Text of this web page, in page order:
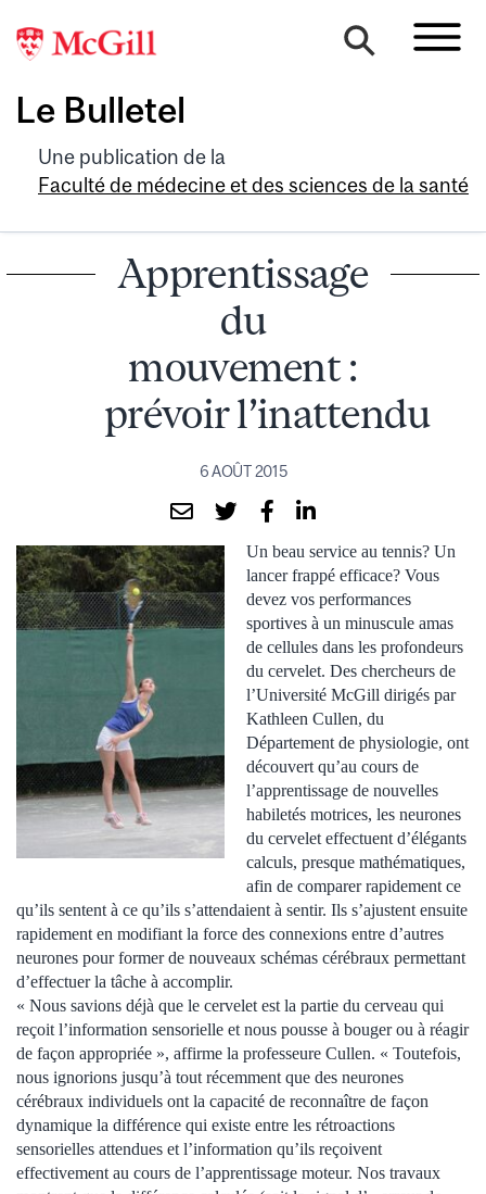
Le Bulletel
Une publication de la
Faculté de médecine et des sciences de la santé
Apprentissage
du
mouvement :
prévoir l’inattendu
6 AOÛT 2015
Un beau service au tennis? Un
lancer frappé efficace? Vous
devez vos performances
sportives à un minuscule amas
de cellules dans les profondeurs
du cervelet. Des chercheurs de
l’Université McGill dirigés par
Kathleen Cullen, du
Département de physiologie, ont
découvert qu’au cours de
l’apprentissage de nouvelles
habiletés motrices, les neurones
du cervelet effectuent d’élégants
calculs, presque mathématiques,
afin de comparer rapidement ce
qu’ils sentent à ce qu’ils s’attendaient à sentir. Ils s’ajustent ensuite
rapidement en modifiant la force des connexions entre d’autres
neurones pour former de nouveaux schémas cérébraux permettant
d’effectuer la tâche à accomplir.
« Nous savions déjà que le cervelet est la partie du cerveau qui
reçoit l’information sensorielle et nous pousse à bouger ou à réagir
de façon appropriée », affirme la professeure Cullen. « Toutefois,
nous ignorions jusqu’à tout récemment que des neurones
cérébraux individuels ont la capacité de reconnaître de façon
dynamique la différence qui existe entre les rétroactions
sensorielles attendues et l’information qu’ils reçoivent
effectivement au cours de l’apprentissage moteur. Nos travaux